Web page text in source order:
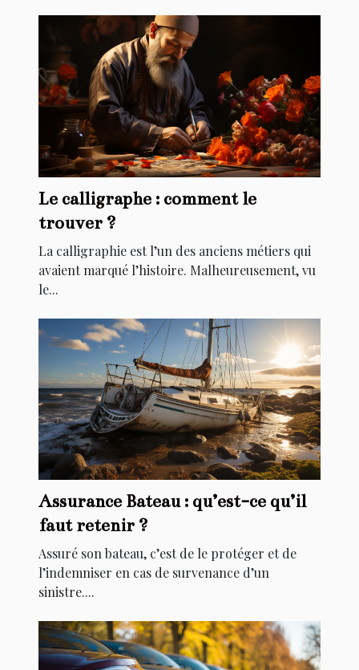
Le calligraphe : comment le
trouver ?
La calligraphie est l’un des anciens métiers qui
avaient marqué l’histoire. Malheureusement, vu
le...
Assurance Bateau : qu’est-ce qu’il
faut retenir ?
Assuré son bateau, c’est de le protéger et de
l’indemniser en cas de survenance d’un
sinistre....